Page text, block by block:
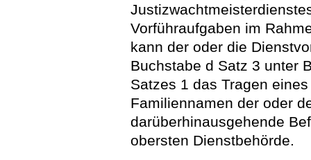
Vorführaufgaben im
kann der oder die
Buchstabe d Satz 3 unter
Satzes 1 das Tragen
Familiennamen der oder
darüberhinausgehende
obersten Dienstbehörde.